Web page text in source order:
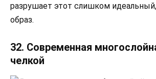
разрушает этот слишком
образ.
32. Современная
челкой